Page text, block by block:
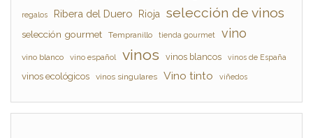
regalos Ribera del Duero Rioja selección de vinos
selección gourmet Tempranillo tienda gourmet vino
vino blanco vino español vinos vinos blancos vinos de España
vinos ecológicos vinos singulares Vino tinto viñedos